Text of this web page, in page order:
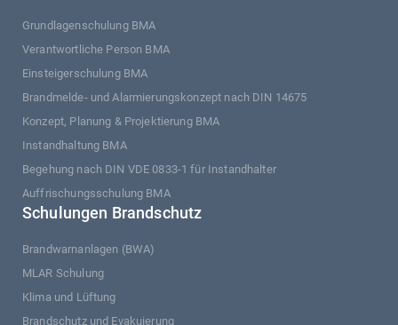
Grundlagenschulung BMA
Verantwortliche Person BMA
Einsteigerschulung BMA
Brandmelde- und Alarmierungskonzept nach DIN 14675
Konzept, Planung & Projektierung BMA
Instandhaltung BMA
Begehung nach DIN VDE 0833-1 für Instandhalter
Auffrischungsschulung BMA
Schulungen Brandschutz
Brandwarnanlagen (BWA)
MLAR Schulung
Klima und Lüftung
Brandschutz und Evakuierung